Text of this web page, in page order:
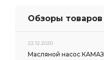
Обзоры товаров
22.12.2020
Масляной насос КАМАЗ